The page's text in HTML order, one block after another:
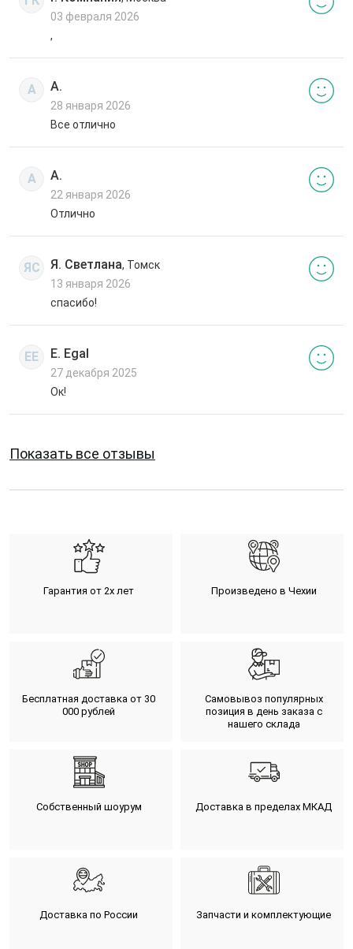
03 февраля 2026
,
А А.
28 января 2026
Все отлично
А А.
22 января 2026
Отлично
ЯС Я. Светлана, Томск
13 января 2026
спасибо!
EE E. Egal
27 декабря 2025
Ок!
Показать все отзывы
Гарантия от 2х лет Произведено в Чехии
Бесплатная доставка от 30
000 рублей
Самовывоз популярных
позиция в день заказа с
нашего склада
Собственный шоурум Доставка в пределах МКАД
Доставка по России Запчасти и комплектующие